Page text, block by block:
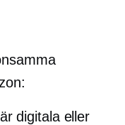
digitala eller